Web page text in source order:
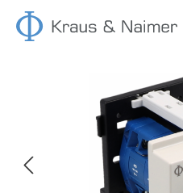
Bildergalerie überspringen